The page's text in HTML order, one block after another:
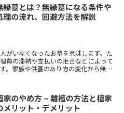
縁墓とは？無縁墓になる条件や
理の流れ、回避方法を解説
がいなくなったお墓を意味します。た
費の滞納や支払いの拒否などによって
。家族や供養のあり方の変化から無縁
代供養墓への改葬など、先祖供養の方
こでは無縁墓の扱いに加えて、無縁化
家のやめ方 – 離檀の方法と檀家
メリット・デメリット